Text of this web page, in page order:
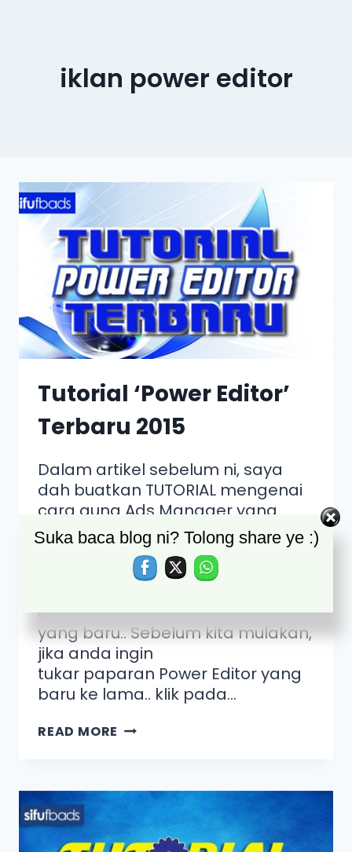
iklan power editor
Tutorial ‘Power Editor’
Terbaru 2015
Dalam artikel sebelum ni, saya
dah buatkan TUTORIAL mengenai
cara guna Ads Manager yang
BARU.. jika belum baca lagi, anda
boleh baca di sini.. Tutorial Ads
Manager Terbaru 2015 Dalam
cara guna paparan Power Editor
yang baru.. Sebelum kita mulakan,
jika anda ingin
tukar paparan Power Editor yang
baru ke lama.. klik pada…
READ MORE
Suka baca blog ni? Tolong share ye :)